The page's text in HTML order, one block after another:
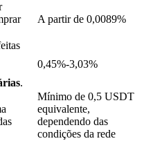
por criptografia
A partir de 0,0089%
.
0,45%-3,03%
Mínimo de 0,5 USDT
equivalente,
dependendo das
condições da rede